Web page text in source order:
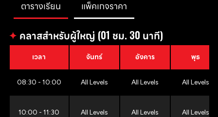
ตารางเรียน แพ็คเกจราคา
✦ คลาสสำหรับผู้ใหญ่ (01 ชม. 30 นาที)
เวลา จันทร์ อังคาร พุธ
08:30 - 10:00 All Levels All Levels All Levels
10:00 - 11:30 All Levels All Levels All Levels